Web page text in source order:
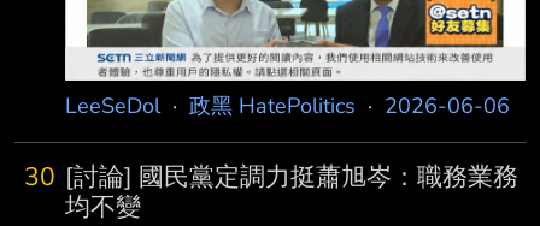
LeeSeDol· 政黑 HatePolitics · 2026-06-06
30 [討論] 國民黨定調力挺蕭旭岑：職務業務
均不變